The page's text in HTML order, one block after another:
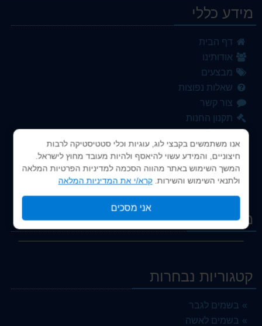
אנו משתמשים בקבצי לוג, עוגיות וכלי סטטיסטיקה לרבות
חיצוניים, והמידע עשוי להיאסף ולהיות מעובד מחוץ לישראל.
המשך השימוש באתר מהווה הסכמה למדיניות הפרטיות המלאה
ולתנאי השימוש והשירות.קרא/י את המדיניות המלאה
אני מסכים
מידע כללי
דף הבית
אודותינו
מבצעים
שאלות נפוצות
צור קשר
תקנון החנות
עגלת קניות
לקופה
הרשמה
התחברות
מבצעים
קטגוריות נבחרות
בשמים לגבר
בשמים לאשה